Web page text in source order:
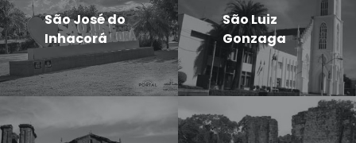
São José do
Inhacorá
São Luiz
Gonzaga